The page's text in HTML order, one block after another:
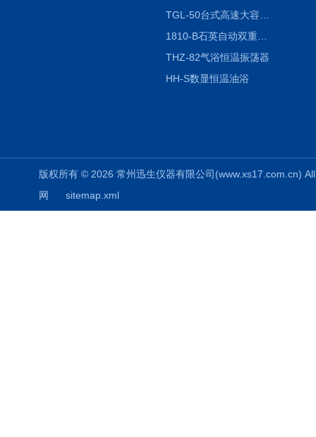
1810-B石英自动双重纯水蒸馏水器
THZ-82气浴恒温振荡器
HH-S数显恒温油浴
版权所有 © 2026 常州迅生仪器有限公司
网
sitemap.xml